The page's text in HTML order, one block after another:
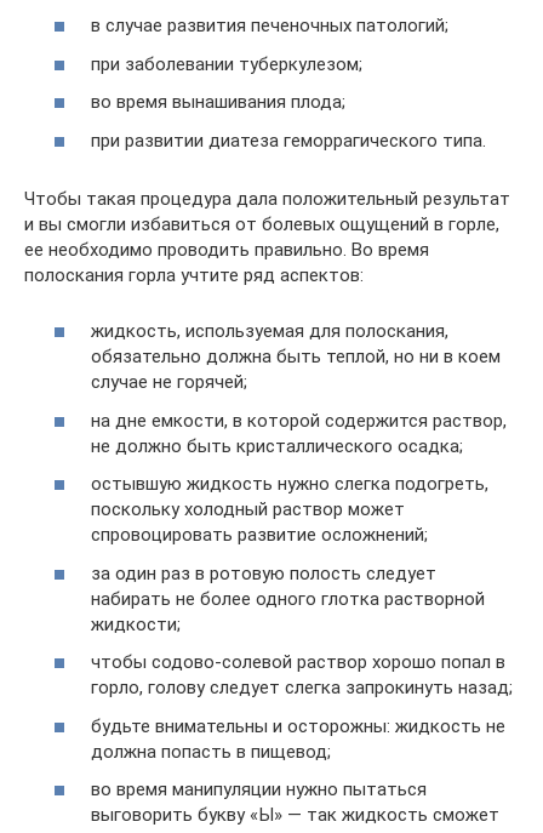
в случае развития печеночных патологий;
при заболевании туберкулезом;
во время вынашивания плода;
при развитии диатеза геморрагического типа.
Чтобы такая процедура дала положительный результат
и вы смогли избавиться от болевых ощущений в горле,
ее необходимо проводить правильно. Во время
полоскания горла учтите ряд аспектов:
жидкость, используемая для полоскания,
обязательно должна быть теплой, но ни в коем
случае не горячей;
на дне емкости, в которой содержится раствор,
не должно быть кристаллического осадка;
остывшую жидкость нужно слегка подогреть,
поскольку холодный раствор может
спровоцировать развитие осложнений;
за один раз в ротовую полость следует
набирать не более одного глотка растворной
жидкости;
чтобы содово-солевой раствор хорошо попал в
горло, голову следует слегка запрокинуть назад;
будьте внимательны и осторожны: жидкость не
должна попасть в пищевод;
во время манипуляции нужно пытаться
выговорить букву «Ы» — так жидкость сможет